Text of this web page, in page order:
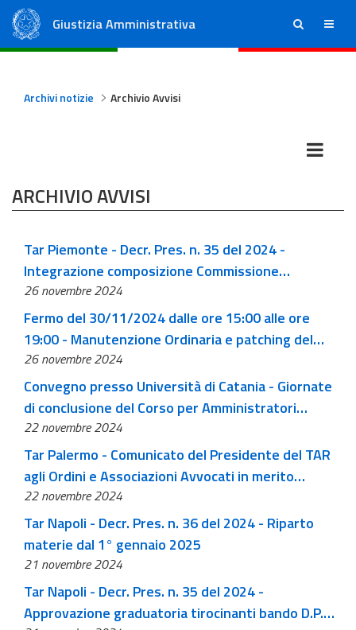
Giustizia Amministrativa ricerca menu
Archivi notizie Archivio Avvisi
ARCHIVIO AVVISI
Tar Piemonte - Decr. Pres. n. 35 del 2024 -
Integrazione composizione Commissione
Patrocinio a spese dello Stato - anno 2025
26 novembre 2024
Fermo del 30/11/2024 dalle ore 15:00 alle ore
19:00 - Manutenzione Ordinaria e patching del
sistema operativo
26 novembre 2024
Convegno presso Università di Catania - Giornate
di conclusione del Corso per Amministratori
Giudiziari SAF Sicilia
22 novembre 2024
Tar Palermo - Comunicato del Presidente del TAR
agli Ordini e Associazioni Avvocati in merito
all’utilizzo, nella redazione degli atti processuali
digitali, di link attivi con rinvio a siti esterni al SIGA
e/o terzi
22 novembre 2024
Tar Napoli - Decr. Pres. n. 36 del 2024 - Riparto
materie dal 1° gennaio 2025
21 novembre 2024
Tar Napoli - Decr. Pres. n. 35 del 2024 -
Approvazione graduatoria tirocinanti bando D.P.